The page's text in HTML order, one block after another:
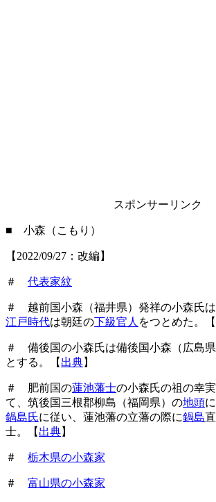
スポンサーリンク
■ 小森（こもり）
【2022/09/27：改編】
＃ 代表家紋
＃ 越前国小森（福井県）発祥の小森氏は
江戸時代は朝廷の下級官人 をつとめた。【
＃ 備後国の小森氏は備後国小森（広島県
とする。【 出典】
＃ 肥前国の蓮池藩士の小森氏の祖の幸
て、筑後国三根郡柳島（福岡県）の地頭
鍋島氏に従い、蓮池藩の立藩の際に鍋島
士。【 出典】
＃ 栃木県の小森家
＃ 富山県の小森家